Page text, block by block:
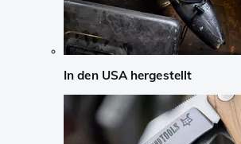
In den USA hergestellt